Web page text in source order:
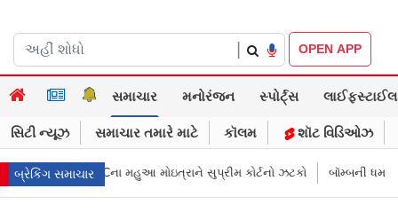
OPEN APP
સમાચાર મનોરંજન સ્પોર્ટ્સ લાઈફસ્ટાઈલ
સિટી ન્યૂઝ સમાચાર તમારે માટે કૉલમ શૉટ વિડિઓઝ
બ્રેકિંગ સમાચાર
સુપ્રીમ કોર્ટનો ઝટકો બૉમ્બની ધમકી બાદ મુંબઈમાં હાઈ ઍલર્ટ: